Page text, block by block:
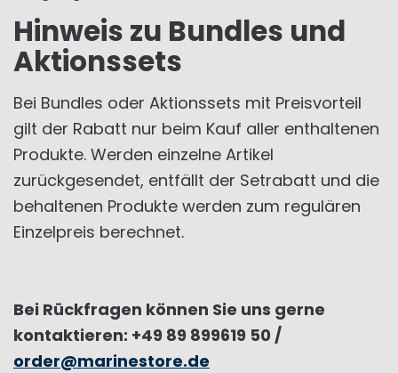
Hinweis zu Bundles und
Aktionssets
Bei Bundles oder Aktionssets mit Preisvorteil
gilt der Rabatt nur beim Kauf aller enthaltenen
Produkte. Werden einzelne Artikel
zurückgesendet, entfällt der Setrabatt und die
behaltenen Produkte werden zum regulären
Einzelpreis berechnet.
Bei Rückfragen können Sie uns gerne
kontaktieren: +49 89 899619 50 /
order@marinestore.de